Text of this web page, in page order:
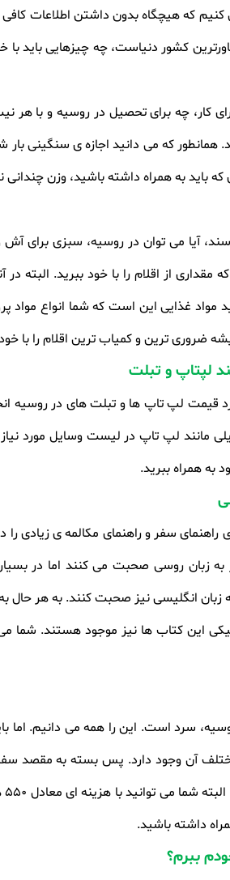
که هیچگاه بدون داشتن اطلاعات
کشور دنیاست، چه چیزهایی
کار، چه برای تحصیل در روسیه و با هر
باید به همراه داشته باشید، وزن چندانی
آیا می توان در روسیه، سبزی برای
از اقلام را با خود ببرید. البته
مواد غذایی این است که شما انواع مواد
ضروری ترین و کمیاب ترین اقلام را با
لپتاپ و تبلت
قیمت لپ تاپ ها و تبلت های در روسیه
مانند لپ تاپ در لیست وسایل مورد
به همراه ببرید.
راهنمای سفر و راهنمای مکالمه ی زیادی
زبان روسی صحبت می کنند اما در
زبان انگلیسی نیز صحبت کنند. به هر
این کتاب ها نیز موجود هستند. شما
سرد است. این را همه می دانیم. اما
آن وجود دارد. پس بسته به مقصد سفر
داشته باشید.
ببرم؟